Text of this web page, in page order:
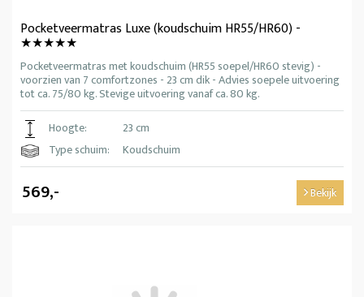
Pocketveermatras Luxe (koudschuim HR55/HR60) -
★★★★★
Pocketveermatras met koudschuim (HR55 soepel/HR60 stevig) -
voorzien van 7 comfortzones - 23 cm dik - Advies soepele uitvoering
tot ca. 75/80 kg. Stevige uitvoering vanaf ca. 80 kg.
Hoogte:
23 cm
Type schuim:
Koudschuim
569,- Bekijk